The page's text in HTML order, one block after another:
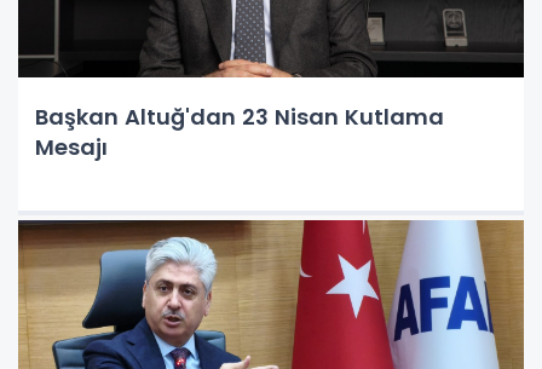
Başkan Altuğ'dan 23 Nisan Kutlama
Mesajı